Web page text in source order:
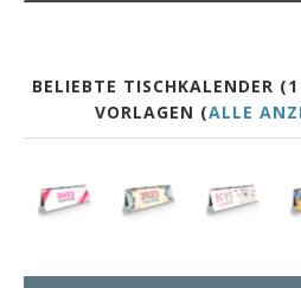
BELIEBTE TISCHKALENDER
VORLAGEN (ALLE